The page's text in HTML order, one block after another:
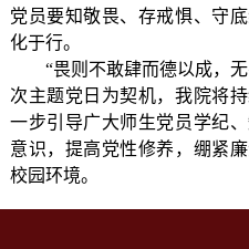
党员要知敬畏、存戒惧、守
化于行。
“畏则不敢肆而德以成，
次主题党日为契机，我院将
一步引导广大师生党员学纪
意识，提高党性修养，绷紧
校园环境。